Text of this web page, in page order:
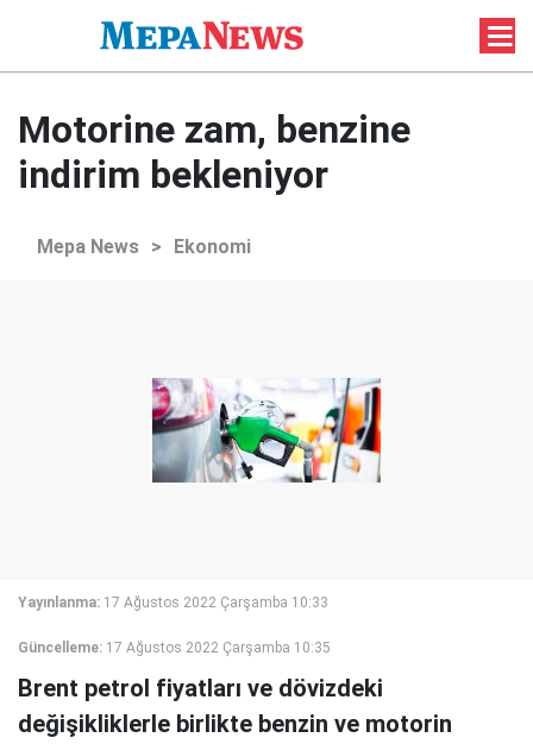
Motorine zam, benzine
indirim bekleniyor
Mepa News > Ekonomi
Yayınlanma: 17 Ağustos 2022 Çarşamba 10:33
Güncelleme: 17 Ağustos 2022 Çarşamba 10:35
Brent petrol fiyatları ve dövizdeki
değişikliklerle birlikte benzin ve motorin